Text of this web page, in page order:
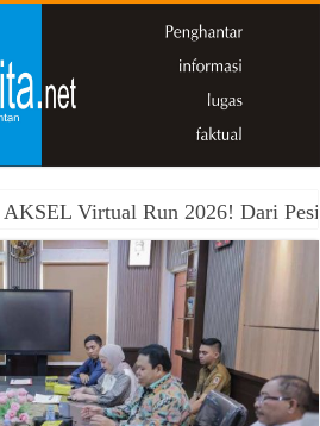
Virtual Run 2026! Dari